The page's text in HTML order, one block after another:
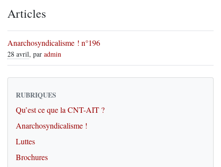
Articles
Anarchosyndicalisme ! n°196
28 avril, par admin
RUBRIQUES
Qu’est ce que la CNT-AIT ?
Anarchosyndicalisme !
Luttes
Brochures